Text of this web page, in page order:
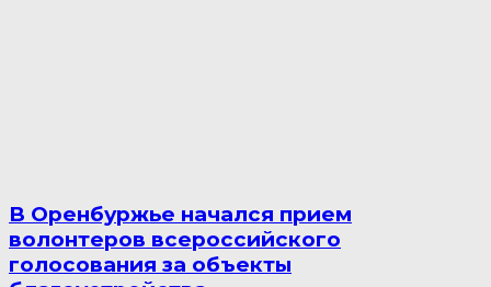
В Оренбуржье начался прием
волонтеров всероссийского
голосования за объекты